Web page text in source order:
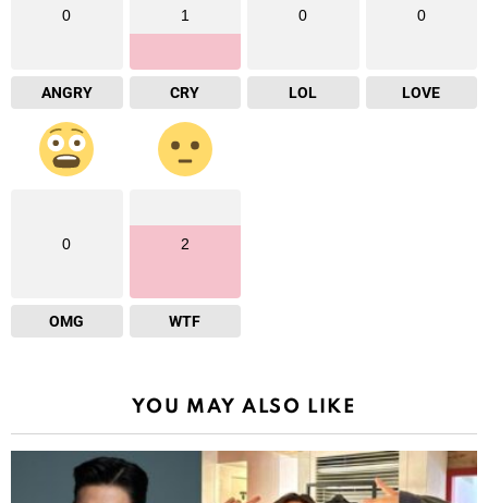
0
ANGRY
1
CRY
0
LOL
0
LOVE
0
OMG
2
WTF
YOU MAY ALSO LIKE